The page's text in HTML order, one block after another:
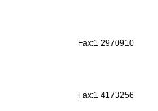
Fax:1 2970910
Fax:1 4173256